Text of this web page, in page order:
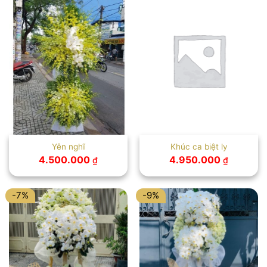
Yên nghĩ
4.500.000 ₫
Khúc ca biệt ly
4.950.000 ₫
-7% -9%